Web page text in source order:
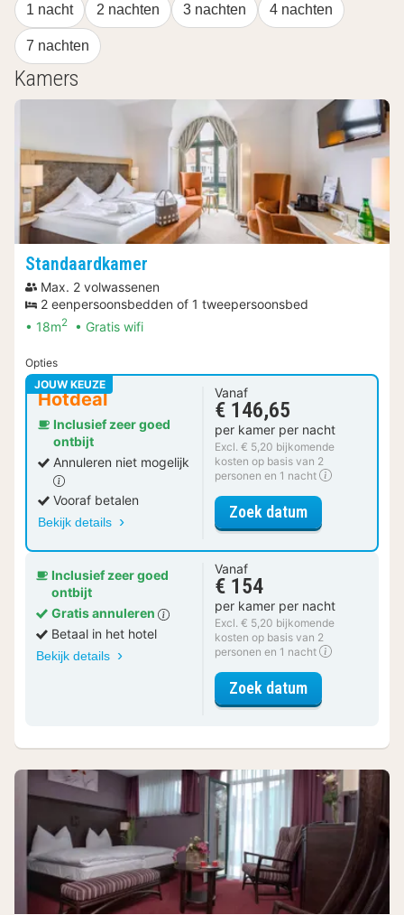
1 nacht 2 nachten 3 nachten 4 nachten
7 nachten
Kamers
Standaardkamer
Max. 2 volwassenen
2 eenpersoonsbedden of 1 tweepersoonsbed
18m2 Gratis wifi
Opties
JOUW KEUZE
Hotdeal
Inclusief zeer goed
ontbijt
Annuleren niet mogelijk
Vooraf betalen
Bekijk details
Vanaf
€ 146,65
per kamer per nacht
Excl. € 5,20 bijkomende
kosten op basis van 2
personen en 1 nacht
Zoek datumvoor
Inclusief zeer goed
ontbijt
Gratis annuleren
Betaal in het hotel
Bekijk details
Vanaf
€ 154
per kamer per nacht
Excl. € 5,20 bijkomende
kosten op basis van 2
personen en 1 nacht
Zoek datumvoor